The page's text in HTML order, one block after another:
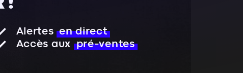
Alertes en direct
Accès aux pré-ventes